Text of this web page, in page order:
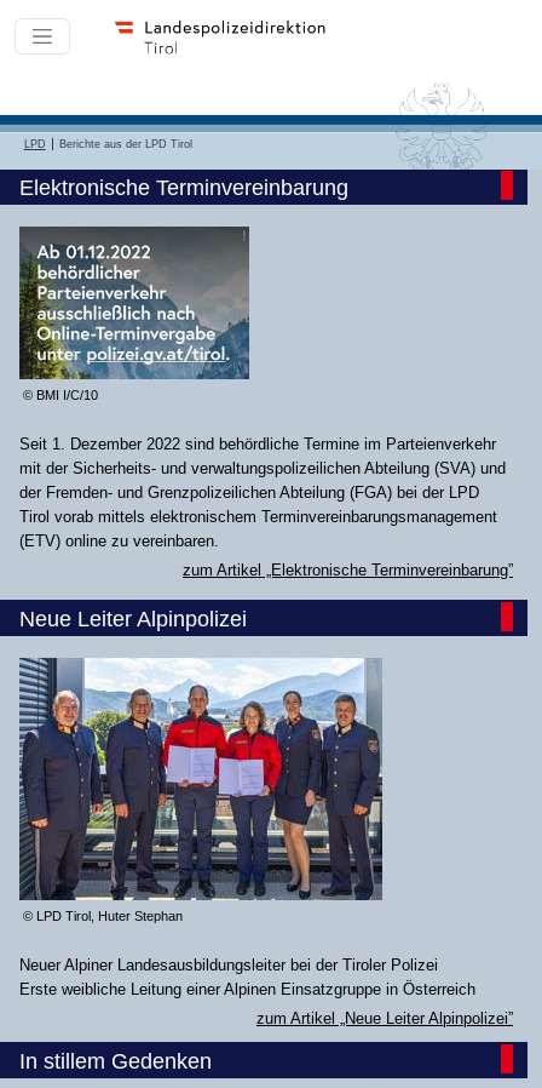
LPD Berichte aus der LPD Tirol
Elektronische Terminvereinbarung
© BMI I/C/10
Seit 1. Dezember 2022 sind behördliche Termine im Parteienverkehr
mit der Sicherheits- und verwaltungspolizeilichen Abteilung (SVA) und
der Fremden- und Grenzpolizeilichen Abteilung (FGA) bei der LPD
Tirol vorab mittels elektronischem Terminvereinbarungsmanagement
(ETV) online zu vereinbaren.
zum Artikel „Elektronische Terminvereinbarung”
Neue Leiter Alpinpolizei
© LPD Tirol, Huter Stephan
Neuer Alpiner Landesausbildungsleiter bei der Tiroler Polizei
Erste weibliche Leitung einer Alpinen Einsatzgruppe in Österreich
zum Artikel „Neue Leiter Alpinpolizei”
In stillem Gedenken